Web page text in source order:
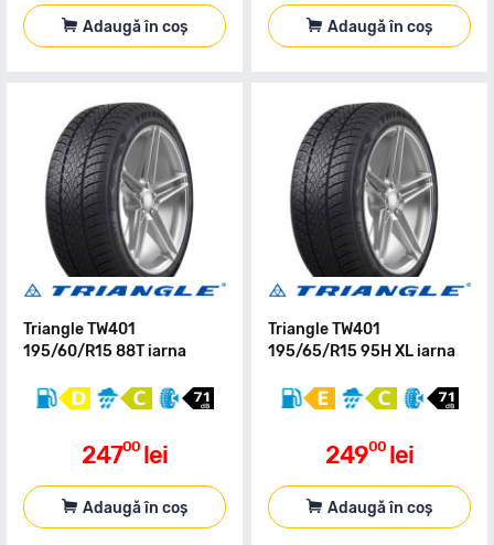
Adaugă în coș Adaugă în coș
Triangle TW401
195/60/R15 88T iarna
24700 lei
Adaugă în coș
Triangle TW401
195/65/R15 95H XL iarna
24900 lei
Adaugă în coș